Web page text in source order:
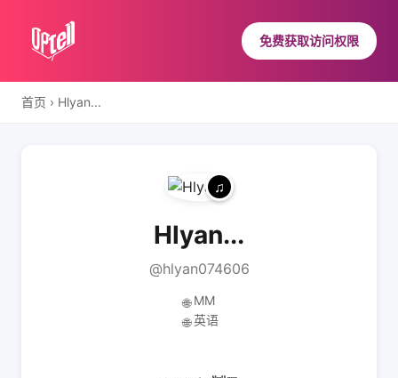
免费获取访问权限
首页 › Hlyan...
Hlyan...
@hlyan074606
🌐 MM
🌐 英语